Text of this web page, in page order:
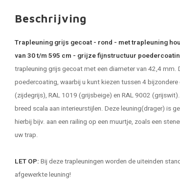
Beschrijving
Trapleuning grijs gecoat - rond - met trapleuning
van 30 t/m 595 cm - grijze fijnstructuur
trapleuning grijsgecoat met een diameter van 42,4 mm.
poedercoating, waarbij u kunt kiezen tussen 4
(zijdegrijs), RAL 1019 (grijsbeige) en RAL 9002
breed scala aan interieurstijlen. Deze leuning(drager) is
hierbij bijv. aan een railing op een muurtje, zoals een
uw trap.
LET OP: Bij dezetrapleuningen worden de uiteinden
afgewerkte leuning!